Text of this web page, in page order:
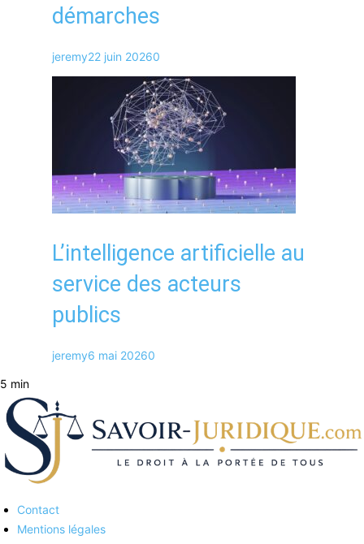
démarches
jeremy22 juin 20260
L’intelligence artificielle au
service des acteurs
publics
jeremy6 mai 20260
5 min
Savoirs juridiques
Contact
Mentions légales